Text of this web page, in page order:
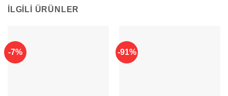
İLGILI ÜRÜNLER
-7% -91%